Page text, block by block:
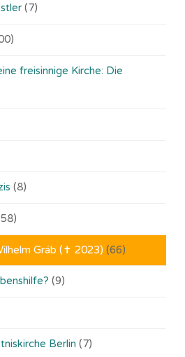
(7)
freisinnige Kirche: Die
(8)
Gräb (✝ 2023) (66)
(9)
Berlin (7)